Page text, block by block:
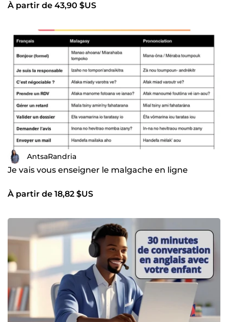
À partir de 43,90 $US
AntsaRandria
Je vais vous enseigner le malgache en ligne
À partir de 18,82 $US